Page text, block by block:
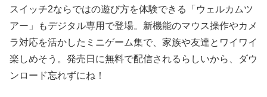
スイッチ2ならではの遊び方を体験できる「ウェルカムツ
アー」もデジタル専用で登場。新機能のマウス操作やカメ
ラ対応を活かしたミニゲーム集で、家族や友達とワイワイ
楽しめそう。発売日に無料で配信されるらしいから、ダウ
ンロード忘れずにね！